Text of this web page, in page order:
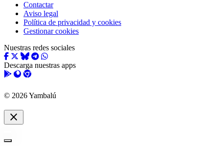
Contactar
Aviso legal
Política de privacidad y cookies
Gestionar cookies
Nuestras redes sociales
Descarga nuestras apps
© 2026 Yambalú
close